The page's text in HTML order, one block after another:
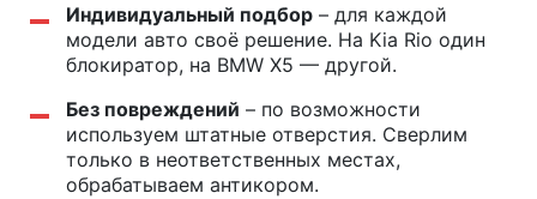
Индивидуальный подбор – для каждой
модели авто своё решение. На Kia Rio один
блокиратор, на BMW X5 — другой.
Без повреждений – по возможности
используем штатные отверстия. Сверлим
только в неответственных местах,
обрабатываем антикором.